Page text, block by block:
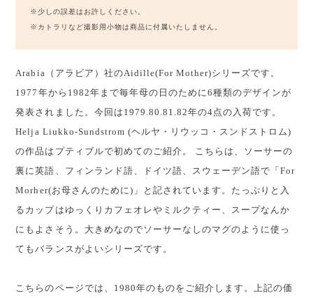
※少しの誤差はお許しください。
※カトラリなど撮影用小物は商品に付属いたしません。
Arabia（アラビア）社のAidille(For Mother)シリーズです。
1977年から1982年まで毎年母の日のために6種類のデザインが
発表されました。今回は1979.80.81.82年の4点の入荷です。
Helja Liukko-Sundstrom (ヘルヤ・リウッコ・スンドストロム)
の作品はプティブルで初めてのご紹介。 こちらは、ソーサーの
裏に英語、フィンランド語、ドイツ語、スウェーデン語で「For
Morher(お母さんのために)」と記されています。たっぷりと入
るカップはゆっくりカフェオレやミルクティー、スープなんか
にもよさそう。大きめなのでソーサーなしのマグのように使っ
てもバランスがよいシリーズです。
こちらのページでは、1980年のものをご紹介します。上記の価